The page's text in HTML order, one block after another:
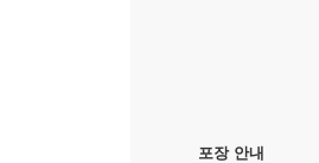
포장 안내